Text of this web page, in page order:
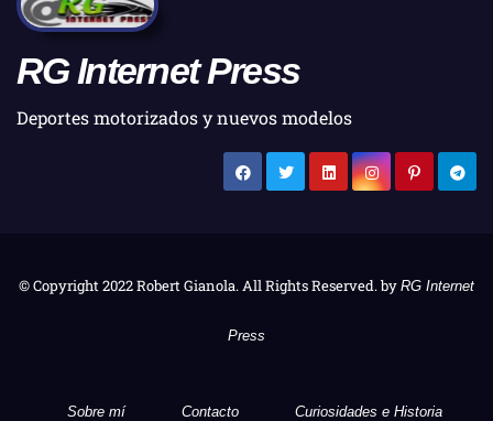
RG Internet Press
Deportes motorizados y nuevos modelos
© Copyright 2022 Robert Gianola. All Rights Reserved. by RG Internet
Press
Sobre mí Contacto Curiosidades e Historia